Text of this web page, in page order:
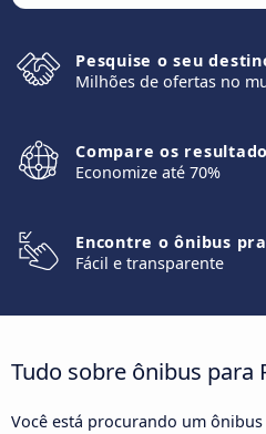
Pesquise o seu
Milhões de ofertas no
Compare os
Economize até 70%
Encontre o ônibus
Fácil e transparente
Tudo sobre ônibus para
Você está procurando um